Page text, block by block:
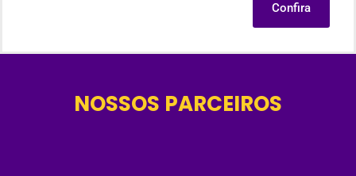
Confira
NOSSOS PARCEIROS